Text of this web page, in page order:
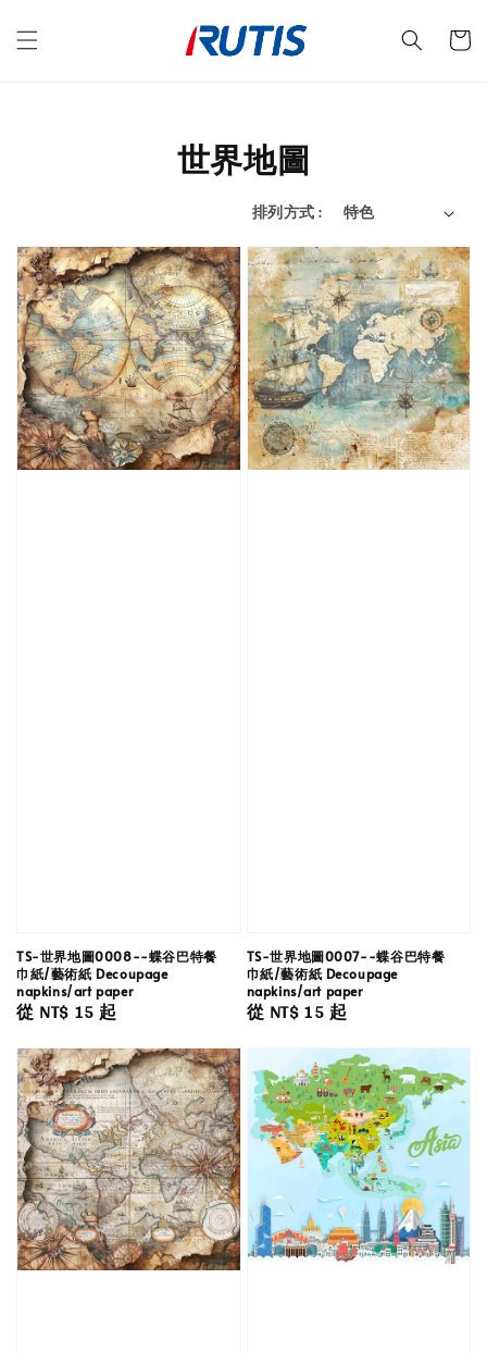
世界地圖
排列方式 :
TS-世界地圖0008--蝶谷巴特餐
巾紙/藝術紙 Decoupage
napkins/art paper
Regular
從 NT$ 15起
TS-世界地圖0007--蝶谷巴特餐
巾紙/藝術紙 Decoupage
napkins/art paper
Regular
從 NT$ 15起